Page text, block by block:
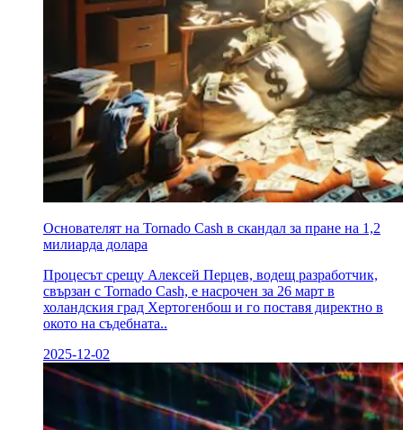
Основателят на Tornado Cash в скандал за пране на 1,2
милиарда долара
Процесът срещу Алексей Перцев, водещ разработчик,
свързан с Tornado Cash, е насрочен за 26 март в
холандския град Хертогенбош и го поставя директно в
окото на съдебната..
2025-12-02